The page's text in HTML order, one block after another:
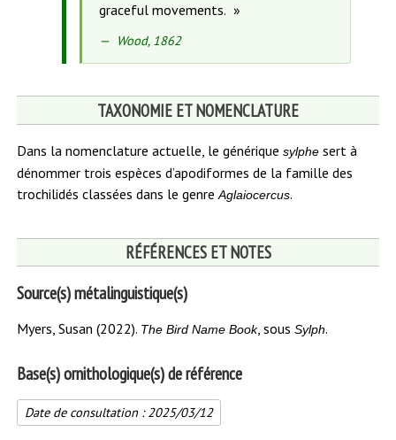
graceful movements.
Source
de
citation
:
Wood, 1862
TAXONOMIE ET NOMENCLATURE
Dans la nomenclature actuelle, le génériquesylphesert à
dénommer trois espèces d’apodiformes de la famille des
trochilidés classées dans le genreAglaiocercus.
RÉFÉRENCES ET NOTES
Source(s) métalinguistique(s)
Myers, Susan (2022). The Bird Name Book, sousSylph.
Base(s) ornithologique(s) de référence
Date de consultation : 2025/03/12